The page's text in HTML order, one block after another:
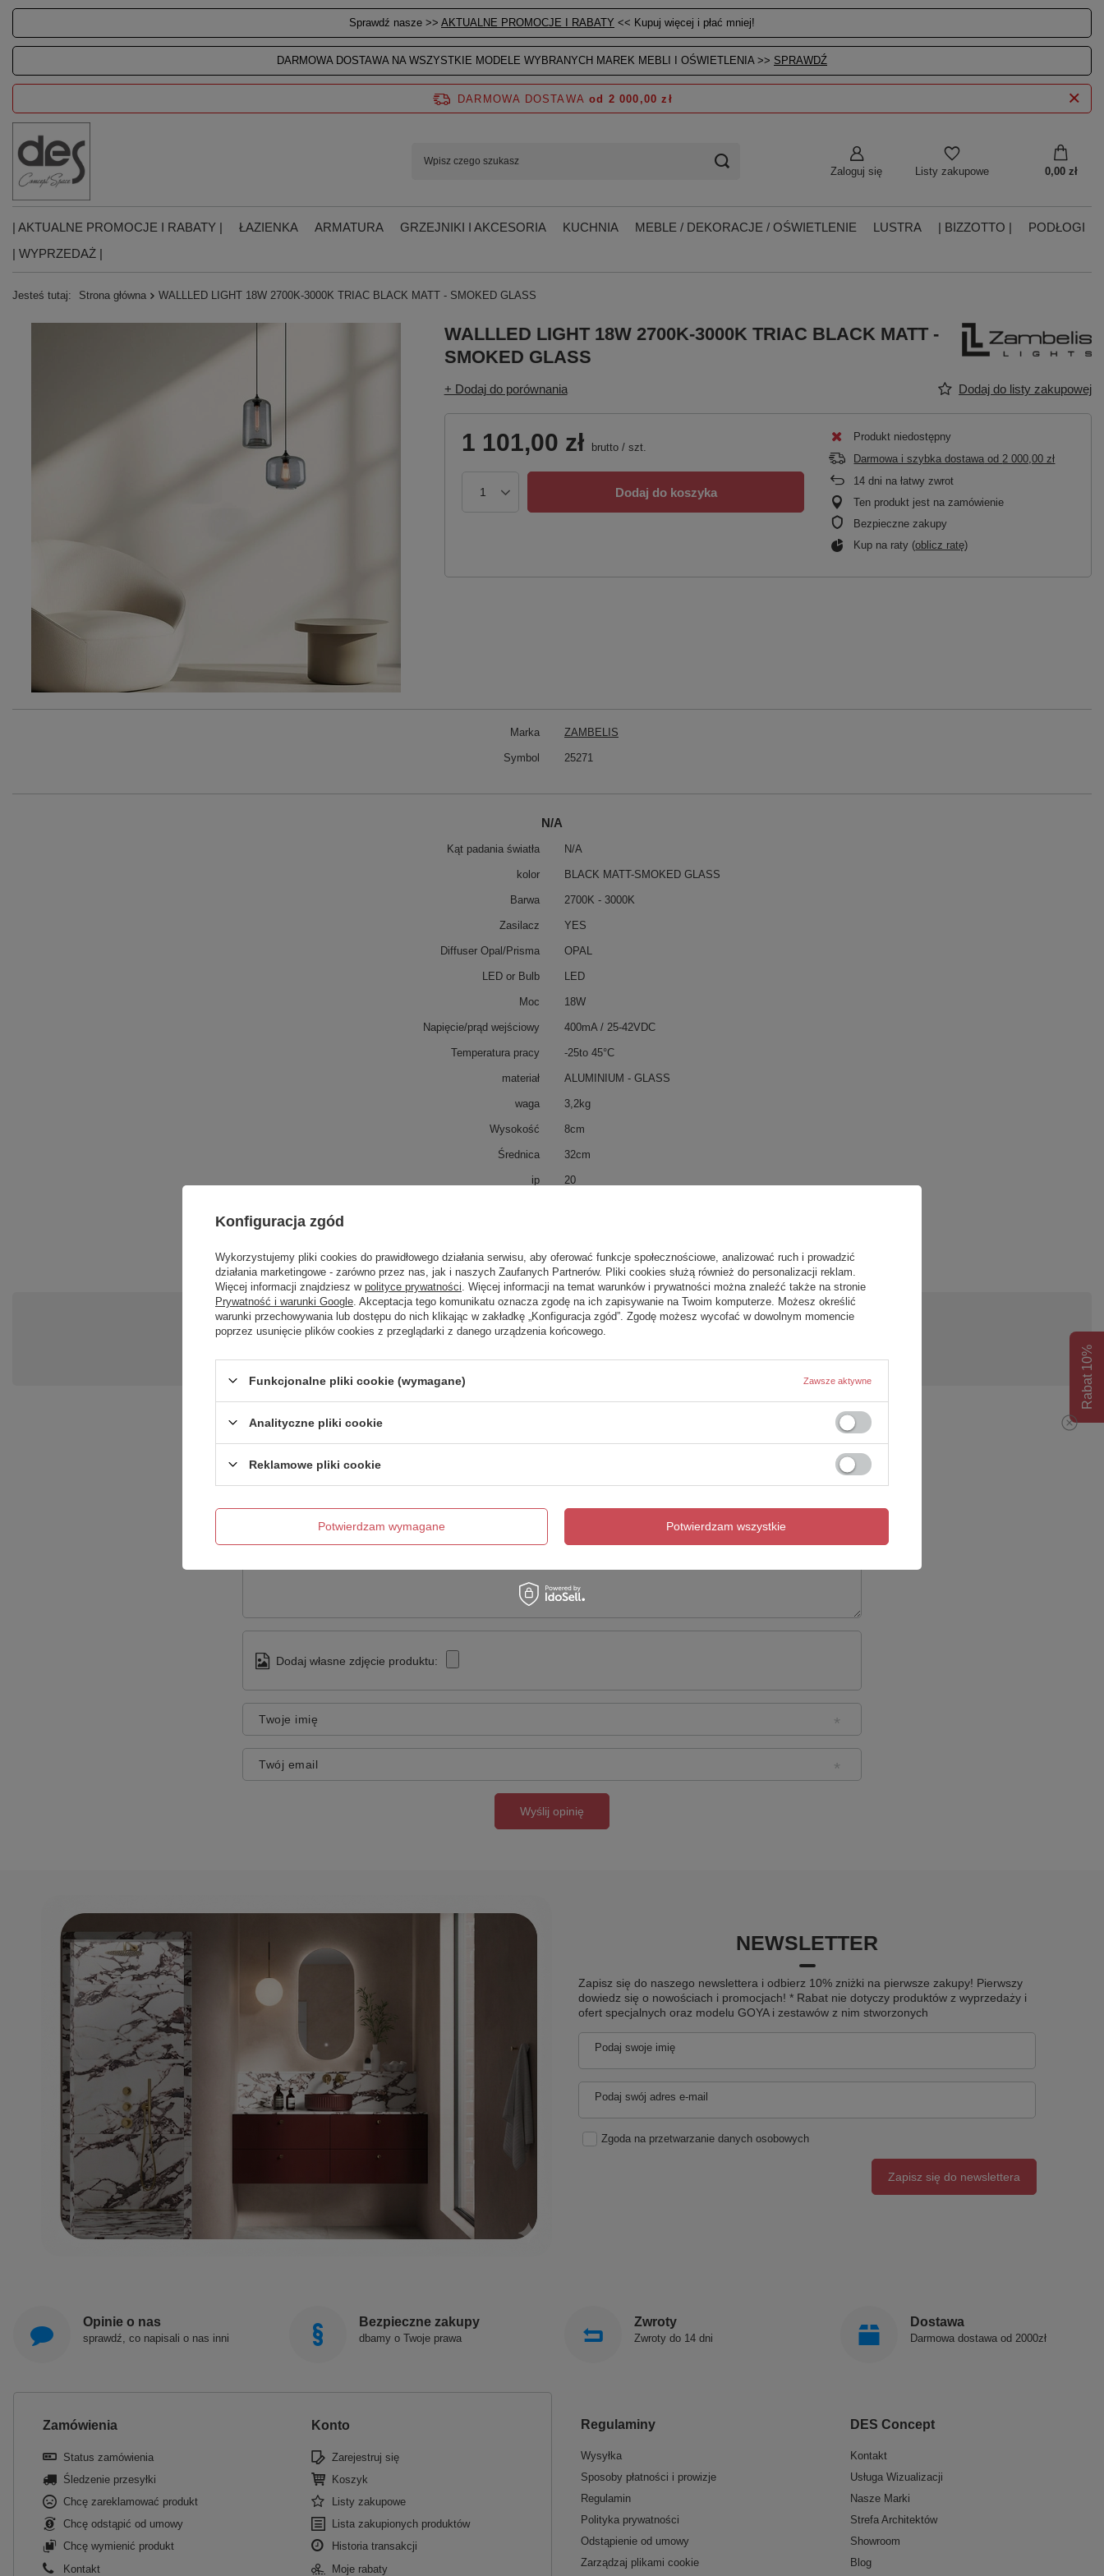
Sprawdź nasze >> AKTUALNE PROMOCJE I RABATY << Kupuj więcej i płać mniej!
DARMOWA DOSTAWA NA WSZYSTKIE MODELE WYBRANYCH MAREK MEBLI I OŚWIETLENIA >> SPRAWDŹ
Zaloguj się Listy zakupowe 0,00 zł
DARMOWA DOSTAWA od 2 000,00 zł
| AKTUALNE PROMOCJE I RABATY | ŁAZIENKA ARMATURA GRZEJNIKI I AKCESORIA KUCHNIA MEBLE / DEKORACJE / OŚWIETLENIE LUSTRA | BIZZOTTO |
PODŁOGI
| WYPRZEDAŻ |
Jesteś tutaj: Strona główna WALLLED LIGHT 18W 2700K-3000K TRIAC BLACK MATT - SMOKED GLASS
WALLLED LIGHT 18W 2700K-3000K TRIAC BLACK MATT -
SMOKED GLASS
+ Dodaj do porównania Dodaj do listy zakupowej
1 101,00 zł brutto/ szt.
Dodaj do koszyka
Produkt niedostępny
Darmowa i szybka dostawa od2 000,00 zł
14 dni na łatwy zwrot
Ten produkt jest na zamówienie
Bezpieczne zakupy
Kup na raty (oblicz ratę)
Marka ZAMBELIS
Symbol 25271
N/A
Kąt padania światła N/A
kolor BLACK MATT-SMOKED GLASS
Barwa 2700K - 3000K
Zasilacz YES
Diffuser Opal/Prisma OPAL
LED or Bulb LED
Moc 18W
Napięcie/prąd wejściowy 400mA / 25-42VDC
Temperatura pracy -25to 45°C
materiał ALUMINIUM - GLASS
waga 3,2kg
Wysokość 8cm
Średnica 32cm
ip 20
kWh/1000h 18
Potrzebujesz pomocy? Masz pytania?
innych.
5/5
Dodaj własne zdjęcie produktu:
Twoje imię
Twój email
Wyślij opinię
NEWSLETTER
Zapisz się do naszego newslettera i odbierz 10% zniżki na pierwsze zakupy! Pierwszy
dowiedz się o nowościach i promocjach! * Rabat nie dotyczy produktów z wyprzedaży i
ofert specjalnych oraz modelu GOYA i zestawów z nim stworzonych
Podaj swoje imię
Podaj swój adres e-mail
Zgoda na przetwarzanie danych osobowych
Zapisz się do newslettera
Opinie o nas
sprawdź, co napisali o nas inni
Bezpieczne zakupy
dbamy o Twoje prawa
Zwroty
Zwroty do 14 dni
Dostawa
Darmowa dostawa od 2000zł
Zamówienia
Status zamówienia
Śledzenie przesyłki
Chcę zareklamować produkt
Chcę odstąpić od umowy
Chcę wymienić produkt
Kontakt
Konto
Zarejestruj się
Koszyk
Listy zakupowe
Lista zakupionych produktów
Historia transakcji
Moje rabaty
Regulaminy
Wysyłka
Sposoby płatności i prowizje
Regulamin
Polityka prywatności
Odstąpienie od umowy
Zarządzaj plikami cookie
DES Concept
Kontakt
Usługa Wizualizacji
Nasze Marki
Strefa Architektów
Showroom
Blog
Rabat 10%
Konfiguracja zgód
Wykorzystujemy pliki cookies do prawidłowego działania serwisu, aby oferować funkcje społecznościowe, analizować ruch i prowadzić
działania marketingowe - zarówno przez nas, jak i naszych Zaufanych Partnerów. Pliki cookies służą również do personalizacji reklam.
Więcej informacji znajdziesz w polityce prywatności . Więcej informacji na temat warunków i prywatności można znaleźć także na stronie
Prywatność i warunki Google . Akceptacja tego komunikatu oznacza zgodę na ich zapisywanie na Twoim komputerze. Możesz określić
warunki przechowywania lub dostępu do nich klikając w zakładkę „Konfiguracja zgód”. Zgodę możesz wycofać w dowolnym momencie
poprzez usunięcie plików cookies z przeglądarki z danego urządzenia końcowego.
Funkcjonalne pliki cookie (wymagane) Zawsze aktywne
Analityczne pliki cookie
Reklamowe pliki cookie
Potwierdzam wymagane Potwierdzam wszystkie